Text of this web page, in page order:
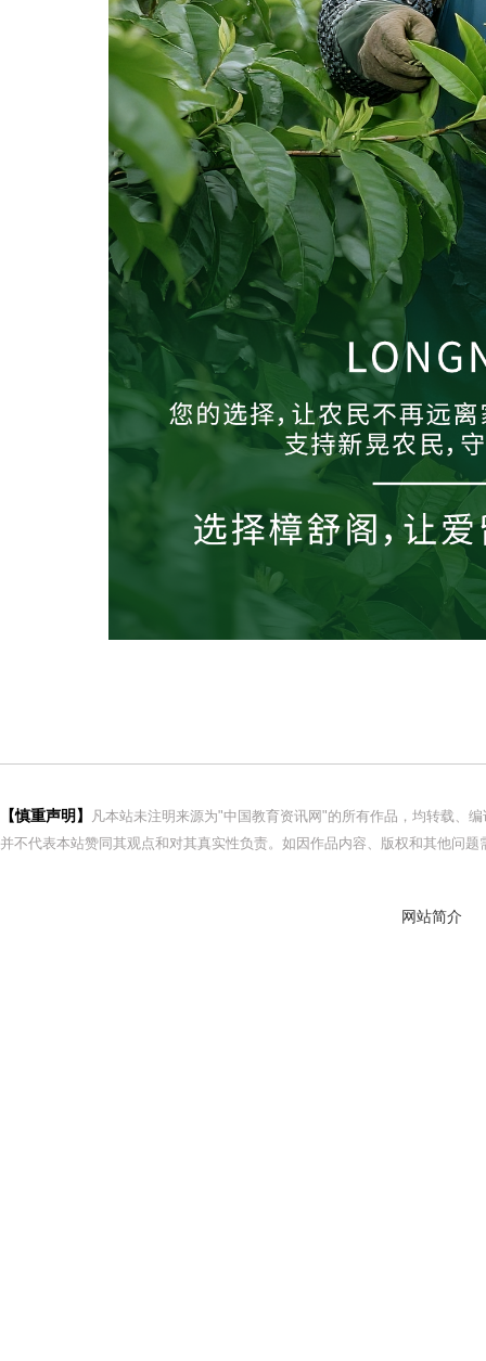
【慎重声明】
凡本站未注明来源为"中国教育资讯网"的所有作品，均转载、
并不代表本站赞同其观点和对其真实性负责。如因作品内容、版权和其他问
网站简介